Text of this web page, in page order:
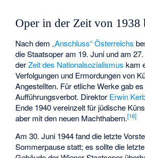
Oper in der Zeit von 1938
Nach dem„Anschluss“ Österreichs
die Staatsoper am 19. Juni und am
derZeit des Nationalsozialismus kam
Verfolgungen und Ermordungen von
Angestellten. Für etliche Werke gab
Aufführungsverbot. Direktor Erwin
Ende 1940 vereinzelt für jüdische
aber mit den neuen Machthabern.[16]
Am 30. Juni 1944 fand die letzte
Sommerpause statt; es sollte die